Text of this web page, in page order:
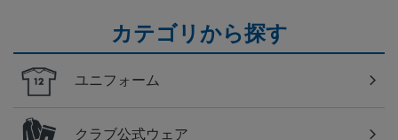
カテゴリから探す
ユニフォーム
クラブ公式ウェア